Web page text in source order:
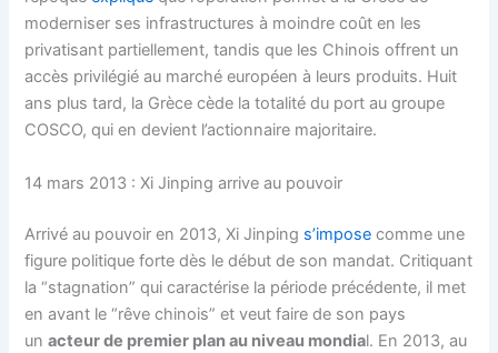
moderniser ses infrastructures à moindre coût en les
privatisant partiellement, tandis que les Chinois offrent un
accès privilégié au marché européen à leurs produits. Huit
ans plus tard, la Grèce cède la totalité du port au groupe
COSCO, qui en devient l’actionnaire majoritaire.
14 mars 2013 : Xi Jinping arrive au pouvoir
Arrivé au pouvoir en 2013, Xi Jinping s’impose comme une
figure politique forte dès le début de son mandat. Critiquant
la “stagnation” qui caractérise la période précédente, il met
en avant le “rêve chinois” et veut faire de son pays
unacteur de premier plan au niveau mondial. En 2013, au